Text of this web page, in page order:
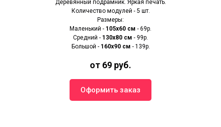
Деревянный подрамник. Яркая печать.
Количество модулей - 5 шт.
Размеры:
Маленький - 105х60 см - 69р.
Средний - 130х80 см - 99р.
Большой - 160х90 см - 139р.
от 69 руб.
Оформить заказ